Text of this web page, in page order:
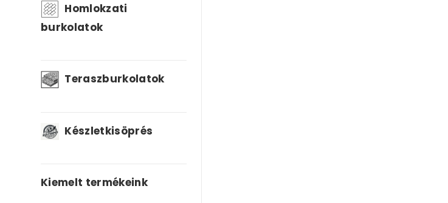
Homlokzati
burkolatok
Teraszburkolatok
Készletkisöprés
Kiemelt termékeink